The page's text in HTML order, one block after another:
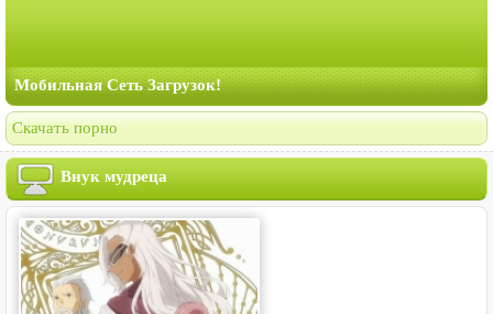
Мобильная Сеть Загрузок!
Скачать порно
Внук мудреца